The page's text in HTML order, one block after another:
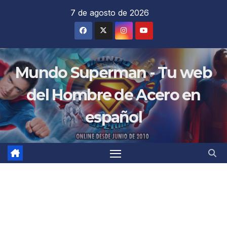
7 de agosto de 2026
Mundo Superman - Tu web
del Hombre de Acero en
español